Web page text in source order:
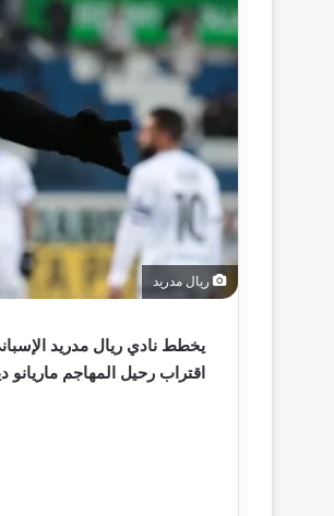
ريال مدريد
يخطط نادي ريال مدريد
اقتراب رحيل المهاجم ماريانو